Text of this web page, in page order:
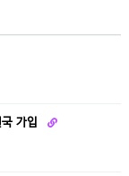
가입